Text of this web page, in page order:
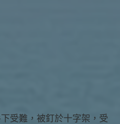
受難，被釘於十字架，受